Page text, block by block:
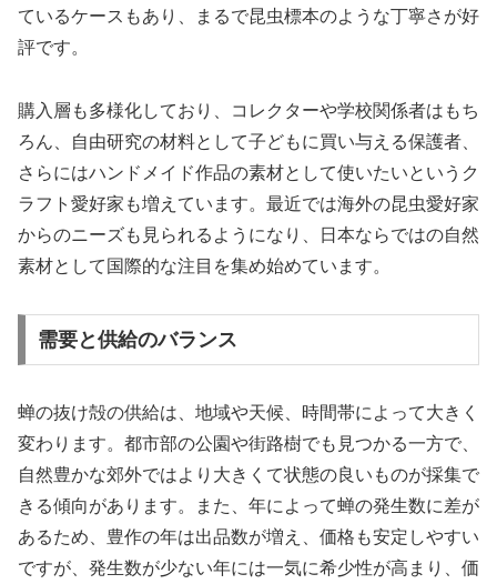
ているケースもあり、まるで昆虫標本のような丁寧さが好
評です。
購入層も多様化しており、コレクターや学校関係者はもち
ろん、自由研究の材料として子どもに買い与える保護者、
さらにはハンドメイド作品の素材として使いたいというク
ラフト愛好家も増えています。最近では海外の昆虫愛好家
からのニーズも見られるようになり、日本ならではの自然
素材として国際的な注目を集め始めています。
需要と供給のバランス
蝉の抜け殻の供給は、地域や天候、時間帯によって大きく
変わります。都市部の公園や街路樹でも見つかる一方で、
自然豊かな郊外ではより大きくて状態の良いものが採集で
きる傾向があります。また、年によって蝉の発生数に差が
あるため、豊作の年は出品数が増え、価格も安定しやすい
ですが、発生数が少ない年には一気に希少性が高まり、価